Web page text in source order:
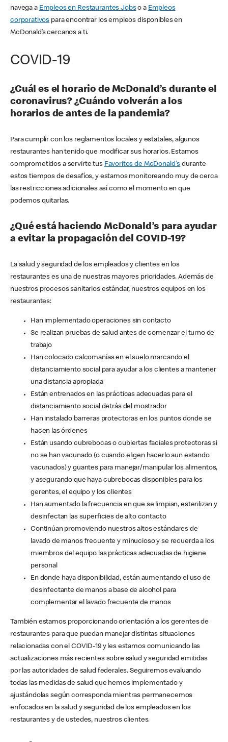
navega a Empleos en Restaurantes Jobso a Empleos
corporativos para encontrar los empleos disponibles en
McDonald’s cercanos a ti.
COVID-19
¿Cuál es el horario de McDonald’s durante el
coronavirus? ¿Cuándo volverán a los
horarios de antes de la pandemia?
Para cumplir con los reglamentos locales y estatales, algunos
restaurantes han tenido que modificar sus horarios. Estamos
comprometidos a servirte tus Favoritos de McDonald's durante
estos tiempos de desafíos, y estamos monitoreando muy de cerca
las restricciones adicionales así como el momento en que
podemos quitarlas.
¿Qué está haciendo McDonald’s para ayudar
a evitar la propagación del COVID-19?
La salud y seguridad de los empleados y clientes en los
restaurantes es una de nuestras mayores prioridades. Además de
nuestros procesos sanitarios estándar, nuestros equipos en los
restaurantes:
Han implementado operaciones sin contacto
Se realizan pruebas de salud antes de comenzar el turno de
trabajo
Han colocado calcomanías en el suelo marcando el
distanciamiento social para ayudar a los clientes a mantener
una distancia apropiada
Están entrenados en las prácticas adecuadas para el
distanciamiento social detrás del mostrador
Han instalado barreras protectoras en los puntos donde se
hacen las órdenes
Están usando cubrebocas o cubiertas faciales protectoras si
no se han vacunado (o cuando eligen hacerlo aun estando
vacunados) y guantes para manejar/manipular los alimentos,
y asegurando que haya cubrebocas disponibles para los
gerentes, el equipo y los clientes
Han aumentado la frecuencia en que se limpian, esterilizan y
desinfectan las superficies de alto contacto
Continúan promoviendo nuestros altos estándares de
lavado de manos frecuente y minucioso y se recuerda a los
miembros del equipo las prácticas adecuadas de higiene
personal
En donde haya disponibilidad, están aumentando el uso de
desinfectante de manos a base de alcohol para
complementar el lavado frecuente de manos
También estamos proporcionando orientación a los gerentes de
restaurantes para que puedan manejar distintas situaciones
relacionadas con el COVID-19 y les estamos comunicando las
actualizaciones más recientes sobre salud y seguridad emitidas
por las autoridades de salud federales. Seguiremos evaluando
todas las medidas de salud que hemos implementado y
ajustándolas según corresponda mientras permanecemos
enfocados en la salud y seguridad de los empleados en los
restaurantes y de ustedes, nuestros clientes.